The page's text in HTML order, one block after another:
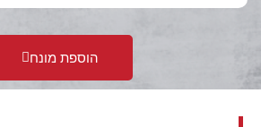
הוספת מונח